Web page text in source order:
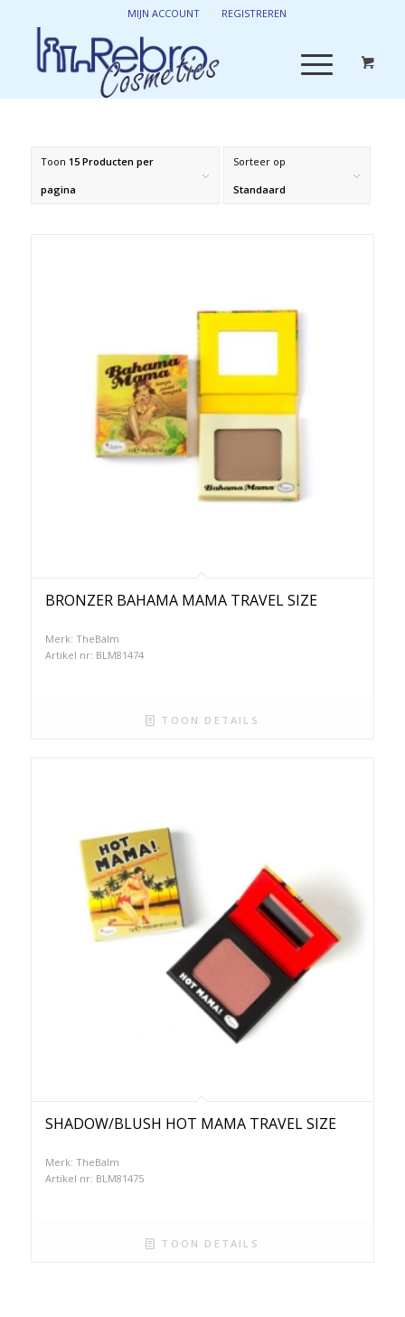
MIJN ACCOUNT REGISTREREN
Sorteer op
Standaard
Toon 15 Producten per
pagina
BRONZER BAHAMA MAMA TRAVEL SIZE
Merk: TheBalm
Artikel nr: BLM81474
TOON DETAILS
SHADOW/BLUSH HOT MAMA TRAVEL SIZE
Merk: TheBalm
Artikel nr: BLM81475
TOON DETAILS